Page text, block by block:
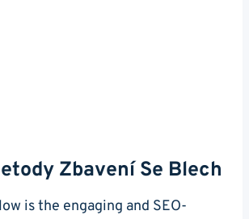
Zbavení Se Blech
is the engaging and SEO-